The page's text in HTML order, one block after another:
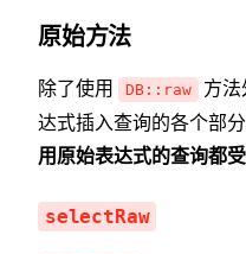
原始方法
除了使用 DB::raw
方
达式插入查询的各个部分
用原始表达式的查询都
selectRaw